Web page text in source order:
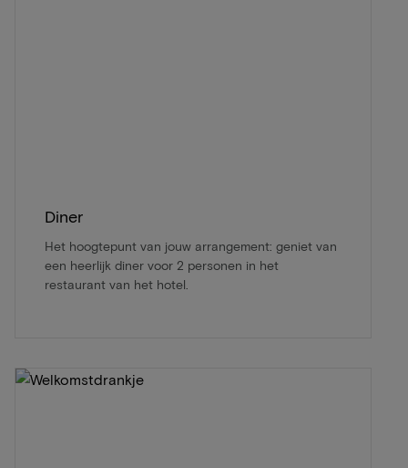
Diner
Het hoogtepunt van jouw arrangement: geniet van
een heerlijk diner voor 2 personen in het
restaurant van het hotel.